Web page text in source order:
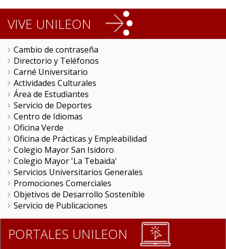
VIVE UNILEON
Cambio de contraseña
Directorio y Teléfonos
Carné Universitario
Actividades Culturales
Área de Estudiantes
Servicio de Deportes
Centro de Idiomas
Oficina Verde
Oficina de Prácticas y Empleabilidad
Colegio Mayor San Isidoro
Colegio Mayor 'La Tebaida'
Servicios Universitarios Generales
Promociones Comerciales
Objetivos de Desarrollo Sostenible
Servicio de Publicaciones
PORTALES UNILEON